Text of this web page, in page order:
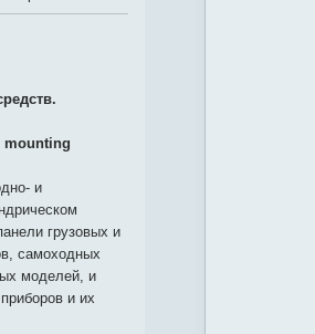
mounting
и
грузовых и
самоходных
моделей, и
и их